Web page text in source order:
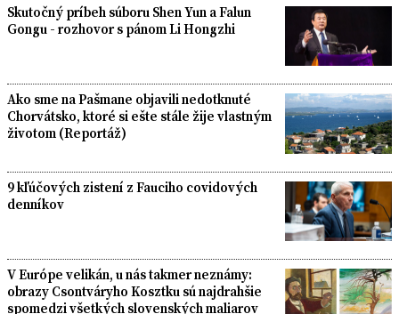
Skutočný príbeh súboru Shen Yun a Falun
Gongu - rozhovor s pánom Li Hongzhi
Ako sme na Pašmane objavili nedotknuté
Chorvátsko, ktoré si ešte stále žije vlastným
životom (Reportáž)
9 kľúčových zistení z Fauciho covidových
denníkov
V Európe velikán, u nás takmer neznámy:
obrazy Csontváryho Kosztku sú najdrahšie
spomedzi všetkých slovenských maliarov